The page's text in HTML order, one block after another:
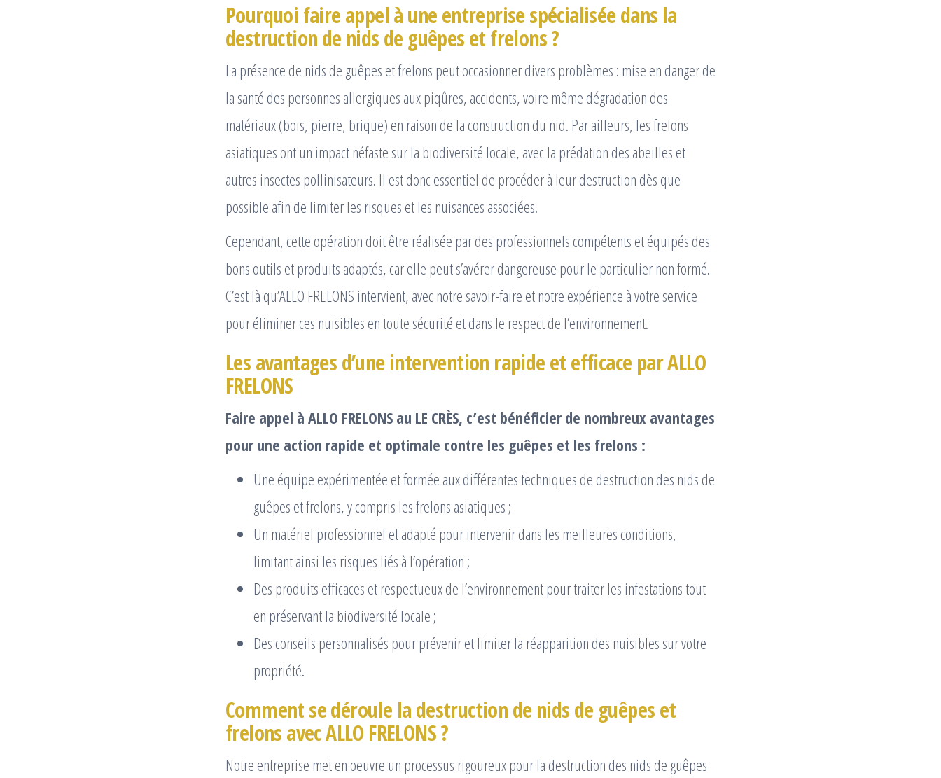
Pourquoi faire appel à une entreprise spécialisée dans la
destruction de nids de guêpes et frelons ?
La présence de nids de guêpes et frelons peut occasionner divers problèmes : mise en danger de
la santé des personnes allergiques aux piqûres, accidents, voire même dégradation des
matériaux (bois, pierre, brique) en raison de la construction du nid. Par ailleurs, les frelons
asiatiques ont un impact néfaste sur la biodiversité locale, avec la prédation des abeilles et
autres insectes pollinisateurs. Il est donc essentiel de procéder à leur destruction dès que
possible afin de limiter les risques et les nuisances associées.
Cependant, cette opération doit être réalisée par des professionnels compétents et équipés des
bons outils et produits adaptés, car elle peut s’avérer dangereuse pour le particulier non formé.
C’est là qu’ALLO FRELONS intervient, avec notre savoir-faire et notre expérience à votre service
pour éliminer ces nuisibles en toute sécurité et dans le respect de l’environnement.
Les avantages d’une intervention rapide et efficace par ALLO
FRELONS
Faire appel à ALLO FRELONS au LE CRÈS, c’est bénéficier de nombreux avantages
pour une action rapide et optimale contre les guêpes et les frelons :
Une équipe expérimentée et formée aux différentes techniques de destruction des nids de
guêpes et frelons, y compris les frelons asiatiques ;
Un matériel professionnel et adapté pour intervenir dans les meilleures conditions,
limitant ainsi les risques liés à l’opération ;
Des produits efficaces et respectueux de l’environnement pour traiter les infestations tout
en préservant la biodiversité locale ;
Des conseils personnalisés pour prévenir et limiter la réapparition des nuisibles sur votre
propriété.
Comment se déroule la destruction de nids de guêpes et
frelons avec ALLO FRELONS ?
Notre entreprise met en oeuvre un processus rigoureux pour la destruction des nids de guêpes